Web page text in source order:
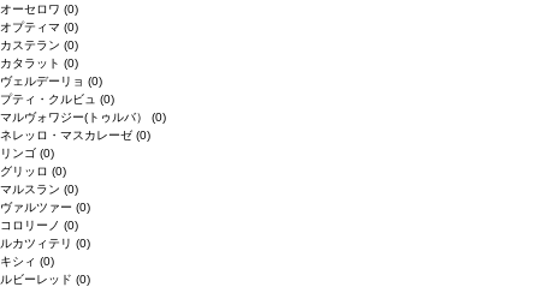
オーセロワ (0)
オプティマ (0)
カステラン (0)
カタラット (0)
ヴェルデーリョ (0)
プティ・クルビュ (0)
マルヴォワジー(トゥルバ） (0)
ネレッロ・マスカレーゼ (0)
リンゴ (0)
グリッロ (0)
マルスラン (0)
ヴァルツァー (0)
コロリーノ (0)
ルカツィテリ (0)
キシィ (0)
ルビーレッド (0)